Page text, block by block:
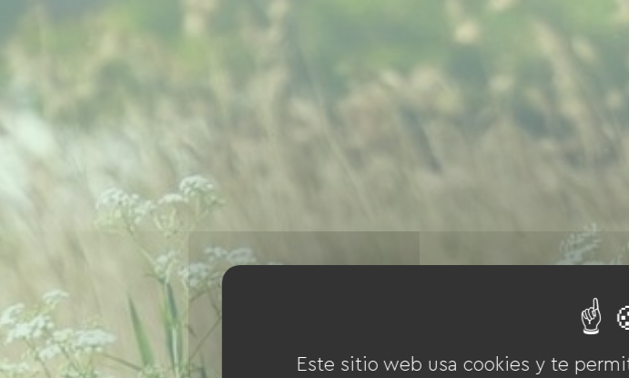
Este sitio web usa cookies y te